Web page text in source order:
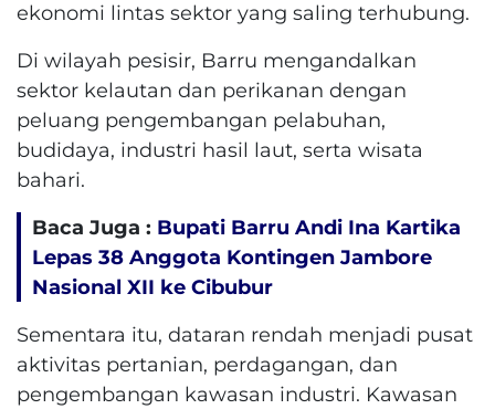
ekonomi lintas sektor yang saling terhubung.
Di wilayah pesisir, Barru mengandalkan
sektor kelautan dan perikanan dengan
peluang pengembangan pelabuhan,
budidaya, industri hasil laut, serta wisata
bahari.
Baca Juga : Bupati Barru Andi Ina Kartika
Lepas 38 Anggota Kontingen Jambore
Nasional XII ke Cibubur
Sementara itu, dataran rendah menjadi pusat
aktivitas pertanian, perdagangan, dan
pengembangan kawasan industri. Kawasan